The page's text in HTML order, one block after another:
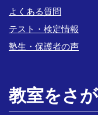
よくある質問
テスト・検定情報
塾生・保護者の声
教室をさ